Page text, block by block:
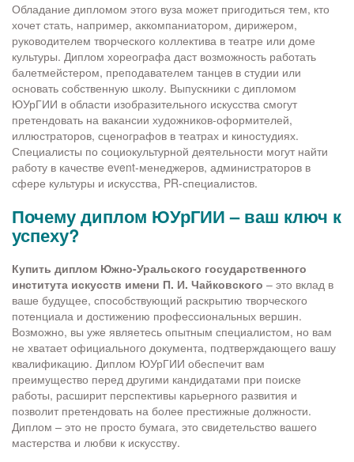
Обладание дипломом этого вуза может пригодиться тем, кто
хочет стать, например, аккомпаниатором, дирижером,
руководителем творческого коллектива в театре или доме
культуры. Диплом хореографа даст возможность работать
балетмейстером, преподавателем танцев в студии или
основать собственную школу. Выпускники с дипломом
ЮУрГИИ в области изобразительного искусства смогут
претендовать на вакансии художников-оформителей,
иллюстраторов, сценографов в театрах и киностудиях.
Специалисты по социокультурной деятельности могут найти
работу в качестве event-менеджеров, администраторов в
сфере культуры и искусства, PR-специалистов.
Почему диплом ЮУрГИИ – ваш ключ к
успеху?
Купить диплом Южно-Уральского государственного
института искусств имени П. И. Чайковского – это вклад в
ваше будущее, способствующий раскрытию творческого
потенциала и достижению профессиональных вершин.
Возможно, вы уже являетесь опытным специалистом, но вам
не хватает официального документа, подтверждающего вашу
квалификацию. Диплом ЮУрГИИ обеспечит вам
преимущество перед другими кандидатами при поиске
работы, расширит перспективы карьерного развития и
позволит претендовать на более престижные должности.
Диплом – это не просто бумага, это свидетельство вашего
мастерства и любви к искусству.